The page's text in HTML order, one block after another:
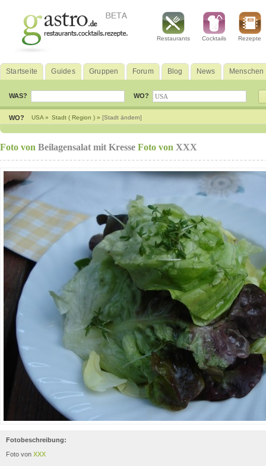
Restaurants Cocktails Rezepte
Startseite Guides Gruppen Forum Blog News Menschen
WAS? WO?
WO? USA » Stadt ( Region ) » [Stadt ändern]
Foto von Beilagensalat mit Kresse Foto von XXX
Fotobeschreibung:
Foto von XXX